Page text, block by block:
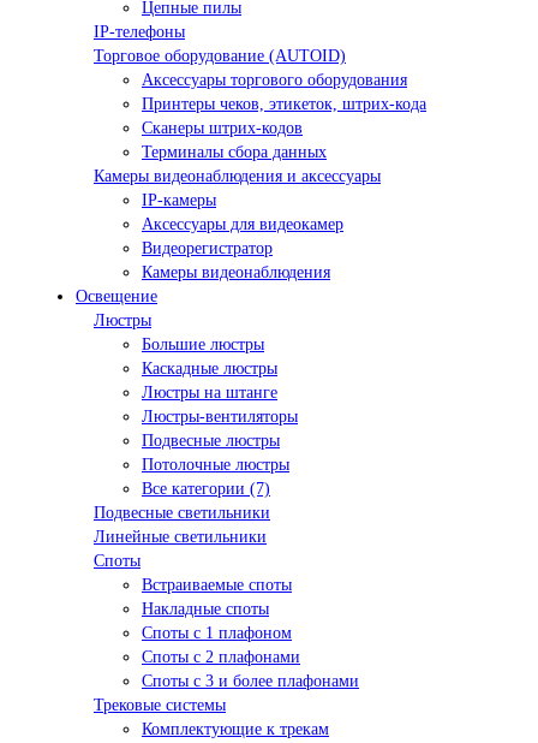
Цепные пилы
IP-телефоны
Торговое оборудование (AUTOID)
Аксессуары торгового оборудования
Принтеры чеков, этикеток, штрих-кода
Сканеры штрих-кодов
Терминалы сбора данных
Камеры видеонаблюдения и аксессуары
IP-камеры
Аксессуары для видеокамер
Видеорегистратор
Камеры видеонаблюдения
Освещение
Люстры
Большие люстры
Каскадные люстры
Люстры на штанге
Люстры-вентиляторы
Подвесные люстры
Потолочные люстры
Все категории (7)
Подвесные светильники
Линейные светильники
Споты
Встраиваемые споты
Накладные споты
Споты с 1 плафоном
Споты с 2 плафонами
Споты с 3 и более плафонами
Трековые системы
Комплектующие к трекам